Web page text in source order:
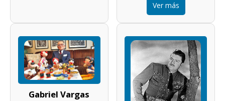
Ver más
Gabriel Vargas